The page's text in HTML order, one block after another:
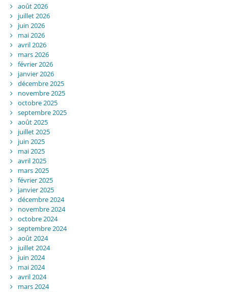
août 2026
juillet 2026
juin 2026
mai 2026
avril 2026
mars 2026
février 2026
janvier 2026
décembre 2025
novembre 2025
octobre 2025
septembre 2025
août 2025
juillet 2025
juin 2025
mai 2025
avril 2025
mars 2025
février 2025
janvier 2025
décembre 2024
novembre 2024
octobre 2024
septembre 2024
août 2024
juillet 2024
juin 2024
mai 2024
avril 2024
mars 2024